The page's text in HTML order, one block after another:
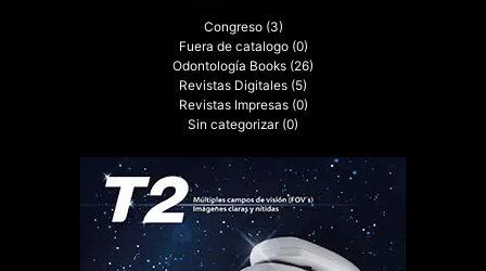
Congreso (3)
Fuera de catalogo (0)
Odontología Books (26)
Revistas Digitales (5)
Revistas Impresas (0)
Sin categorizar (0)